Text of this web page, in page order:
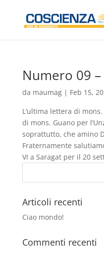
Numero 09
da maumag| Feb 15,
L’ultima lettera di
di mons. Guano per
soprattutto, che amino
Fraternamente
VI a Saragat per il 20
Articoli recenti
Ciao mondo!
Commenti recenti